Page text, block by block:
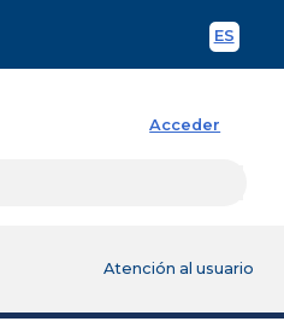
ES
Acceder
Atención al usuario